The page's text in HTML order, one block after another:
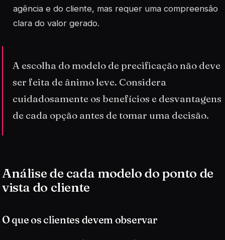
agência e do cliente, mas requer uma compreensão
clara do valor gerado.
A escolha do modelo de precificação não deve
ser feita de ânimo leve. Considera
cuidadosamente os benefícios e desvantagens
de cada opção antes de tomar uma decisão.
Análise de cada modelo do ponto de
vista do cliente
O que os clientes devem observar